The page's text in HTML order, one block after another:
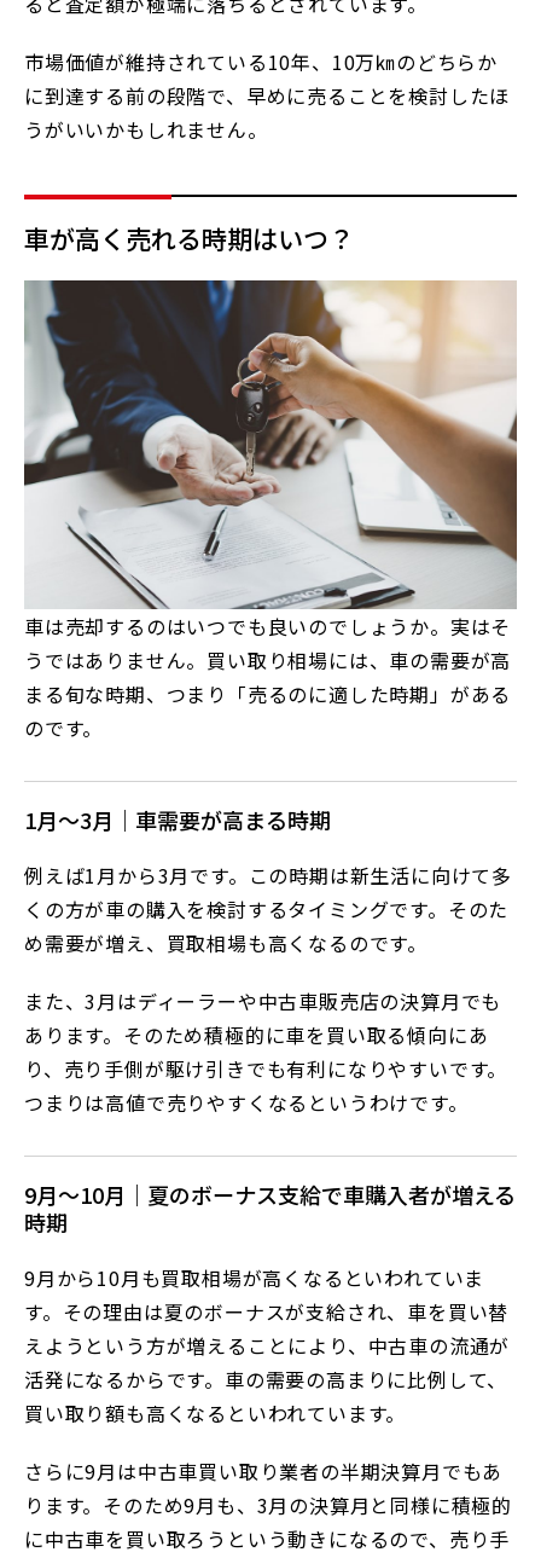
市場価値が維持されている10年、10万㎞のどちらか
に到達する前の段階で、早めに売ることを検討したほ
うがいいかもしれません。
車が高く売れる時期はいつ？
車は売却するのはいつでも良いのでしょうか。実はそ
うではありません。買い取り相場には、車の需要が高
まる旬な時期、つまり「売るのに適した時期」がある
のです。
1月～3月｜車需要が高まる時期
例えば1月から3月です。この時期は新生活に向けて多
くの方が車の購入を検討するタイミングです。そのた
め需要が増え、買取相場も高くなるのです。
また、3月はディーラーや中古車販売店の決算月でも
あります。そのため積極的に車を買い取る傾向にあ
り、売り手側が駆け引きでも有利になりやすいです。
つまりは高値で売りやすくなるというわけです。
9月～10月｜夏のボーナス支給で車購入者が増える
時期
9月から10月も買取相場が高くなるといわれていま
す。その理由は夏のボーナスが支給され、車を買い替
えようという方が増えることにより、中古車の流通が
活発になるからです。車の需要の高まりに比例して、
買い取り額も高くなるといわれています。
さらに9月は中古車買い取り業者の半期決算月でもあ
ります。そのため9月も、3月の決算月と同様に積極的
に中古車を買い取ろうという動きになるので、売り手